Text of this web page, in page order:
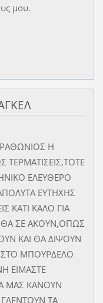
μου.
Η
ΕΛΕΥΘΕΡΟ
ΕΥΤΗΧΗΣ
ΚΑΤΙ ΚΑΛΟ ΓΙΑ
ΘΑ ΣΕ ΑΚΟΥΝ,ΟΠΩΣ
ΚΑΙ ΘΑ ΔΙΨΟΥΝ
ΣΤΟ ΜΠΟΥΡΔΕΛΟ
ΕΙΜΑΣΤΕ
ΜΑΣ ΚΑΝΟΥΝ
ΓΛΕΝΤΟΥΝ ΤΑ